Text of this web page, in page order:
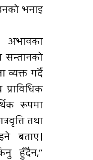
भनाइ
अभावका
व्यक्त गर्दै
रूपमा
तथा
बताए।
हुँदैन,”